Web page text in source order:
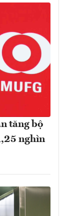
tăng bộ
nghìn